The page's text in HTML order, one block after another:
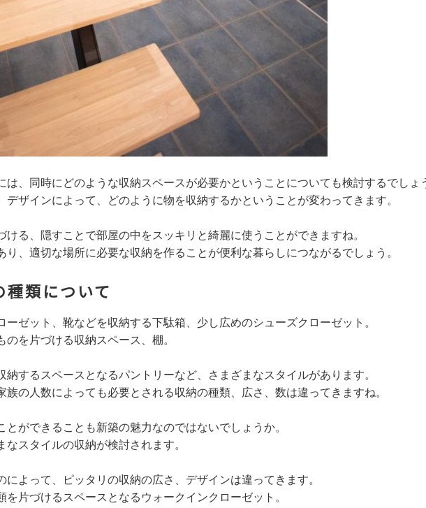
は、同時にどのような収納スペースが必要かということについても検討するでしょ
デザインによって、どのように物を収納するかということが変わってきます。
ける、隠すことで部屋の中をスッキリと綺麗に使うことができますね。
り、適切な場所に必要な収納を作ることが便利な暮らしにつながるでしょう。
種類について
ーゼット、靴などを収納する下駄箱、少し広めのシューズクローゼット。
を片づける収納スペース、棚。
納するスペースとなるパントリーなど、さまざまなスタイルがあります。
族の人数によっても必要とされる収納の種類、広さ、数は違ってきますね。
ができることも新築の魅力なのではないでしょうか。
スタイルの収納が検討されます。
によって、ピッタリの収納の広さ、デザインは違ってきます。
片づけるスペースとなるウォークインクローゼット。